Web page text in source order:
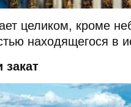
целиком, кроме
находящегося в
закат